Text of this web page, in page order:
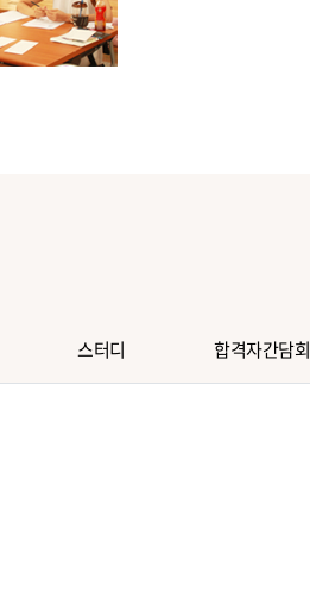
스터디 합격자간담회